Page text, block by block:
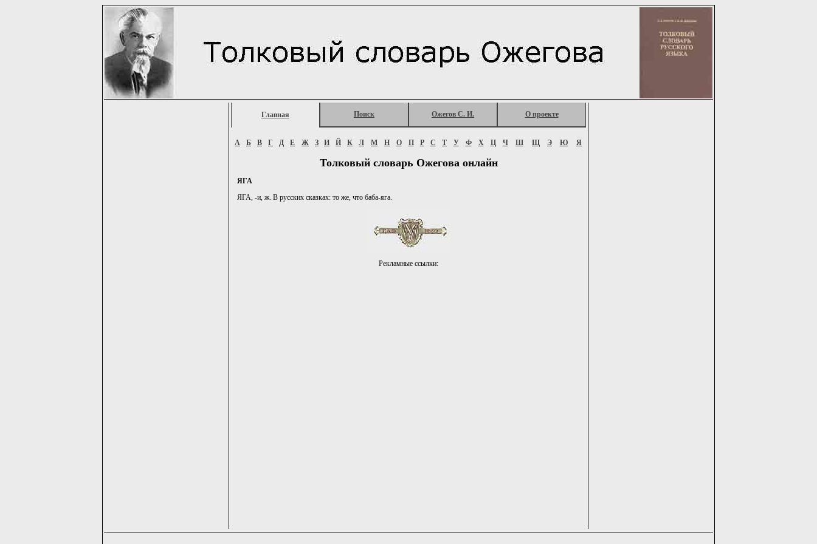
Главная Поиск Ожегов С. И. О проекте
А Б В Г Д Е Ж З И Й К Л М Н О П Р С Т У Ф Х Ц Ч Ш Щ Э Ю Я
Толковый словарь Ожегова онлайн
ЯГА
ЯГА, -и, ж. В русских сказках: то же, что баба-яга.
Рекламные ссылки: